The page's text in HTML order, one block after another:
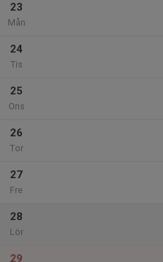
23
Mån
24
Tis
25
Ons
26
Tor
27
Fre
28
Lör
29